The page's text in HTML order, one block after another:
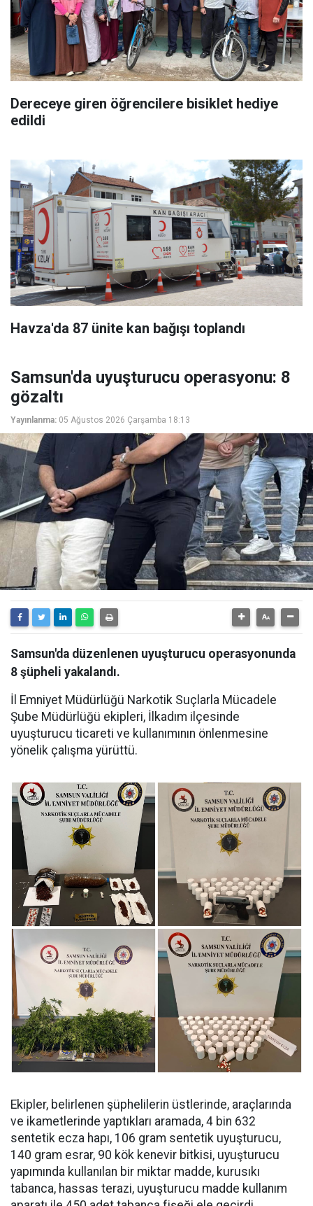
Dereceye giren öğrencilere bisiklet hediye
edildi
Havza'da 87 ünite kan bağışı toplandı
Samsun'da uyuşturucu operasyonu: 8
gözaltı
Yayınlanma: 05 Ağustos 2026 Çarşamba 18:13
Samsun'da düzenlenen uyuşturucu operasyonunda
8 şüpheli yakalandı.
İl Emniyet Müdürlüğü Narkotik Suçlarla Mücadele
Şube Müdürlüğü ekipleri, İlkadım ilçesinde
uyuşturucu ticareti ve kullanımının önlenmesine
yönelik çalışma yürüttü.
Ekipler, belirlenen şüphelilerin üstlerinde, araçlarında
ve ikametlerinde yaptıkları aramada, ⁠4 bin 632
sentetik ecza hapı, 106 gram sentetik uyuşturucu,
140 gram esrar, 90 kök kenevir bitkisi, uyuşturucu
yapımında kullanılan bir miktar madde, kurusıkı
tabanca, hassas terazi, uyuşturucu madde kullanım